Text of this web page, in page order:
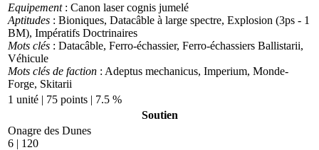
Equipement: Canon laser cognis jumelé
Aptitudes : Bioniques, Datacâble à large spectre, Explosion (3ps - 1
BM), Impératifs Doctrinaires
Mots clés : Datacâble, Ferro-échassier, Ferro-échassiers Ballistarii,
Véhicule
Mots clés de faction : Adeptus mechanicus, Imperium, Monde-
Forge, Skitarii
1 unité | 75 points | 7.5 %
Soutien
Onagre des Dunes
6 | 120